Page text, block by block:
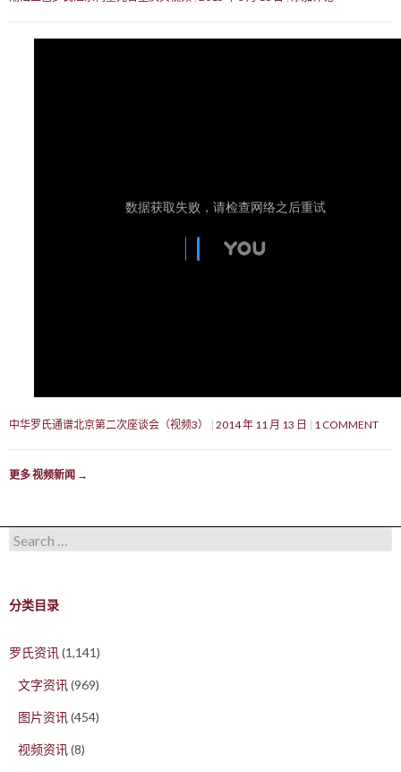
中华罗氏通谱北京第二次座谈会（视频3） 2014 年 11 月 13 日 1 COMMENT
更多 视频新闻 →
Search for:
分类目录
罗氏资讯(1,141)
文字资讯(969)
图片资讯(454)
视频资讯(8)